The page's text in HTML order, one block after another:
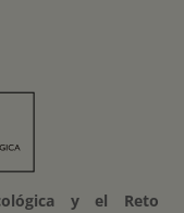
y el Reto